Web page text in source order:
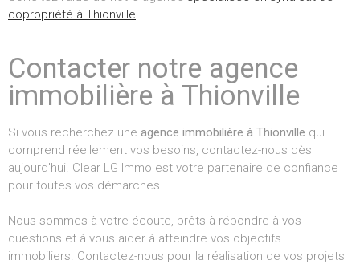
copropriété à Thionville.
Contacter notre agence
immobilière à Thionville
Si vous recherchez une agence immobilière à Thionville qui
comprend réellement vos besoins, contactez-nous dès
aujourd'hui. Clear LG Immo est votre partenaire de confiance
pour toutes vos démarches.
Nous sommes à votre écoute, prêts à répondre à vos
questions et à vous aider à atteindre vos objectifs
immobiliers. Contactez-nous pour la réalisation de vos projets